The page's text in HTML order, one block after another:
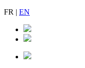
FR | EN